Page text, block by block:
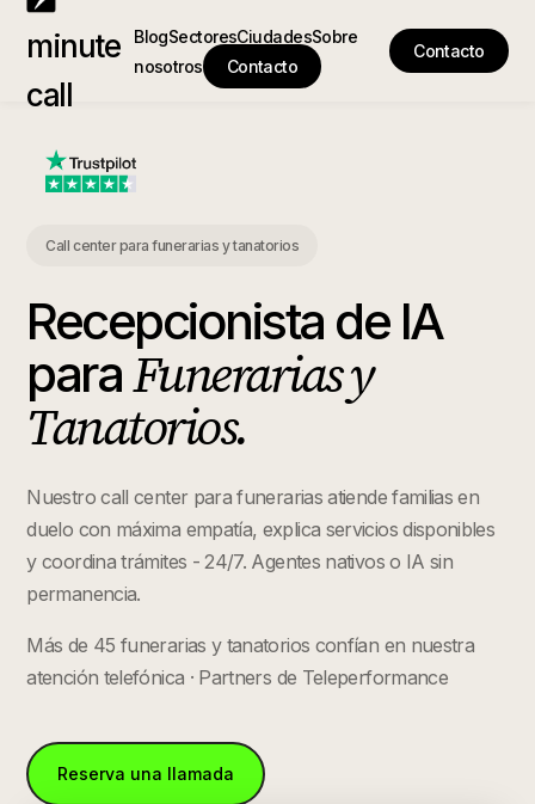
minute
call
BlogSectoresCiudadesSobre
nosotros
Contacto
Contacto
Call center para funerarias y tanatorios
Recepcionista de IA
paraFunerarias y
Tanatorios.
Nuestro call center para funerarias atiende familias en
duelo con máxima empatía, explica servicios disponibles
y coordina trámites - 24/7. Agentes nativos o IA sin
permanencia.
Más de 45 funerarias y tanatorios confían en nuestra
atención telefónica · Partners de Teleperformance
Reserva una llamada